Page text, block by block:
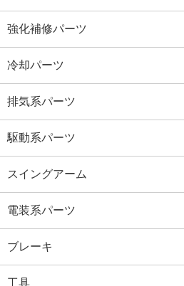
強化補修パーツ
冷却パーツ
排気系パーツ
駆動系パーツ
スイングアーム
電装系パーツ
ブレーキ
工具